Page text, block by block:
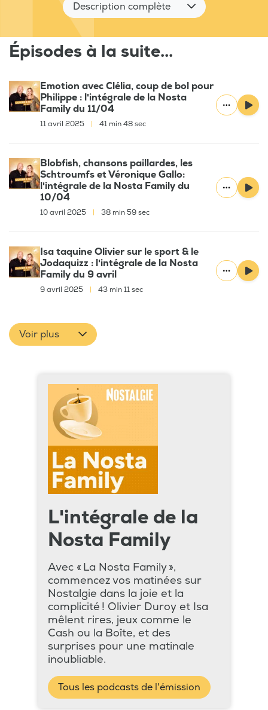
Description complète
Épisodes à la suite...
Emotion avec Clélia, coup de bol pour
Philippe : l'intégrale de la Nosta
Family du 11/04
11 avril 2025 41 min 48 sec
Blobfish, chansons paillardes, les
Schtroumfs et Véronique Gallo:
l'intégrale de la Nosta Family du
10/04
10 avril 2025 38 min 59 sec
Isa taquine Olivier sur le sport & le
Jodaquizz : l'intégrale de la Nosta
Family du 9 avril
9 avril 2025 43 min 11 sec
Voir plus
L'intégrale de la
Nosta Family
Avec « La Nosta Family »,
commencez vos matinées sur
Nostalgie dans la joie et la
complicité ! Olivier Duroy et Isa
mêlent rires, jeux comme le
Cash ou la Boîte, et des
surprises pour une matinale
inoubliable.
Tous les podcasts de l'émission